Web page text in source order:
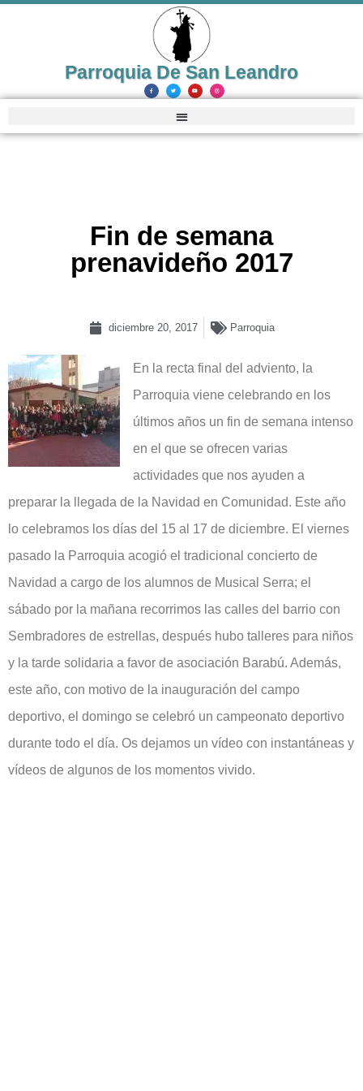
Parroquia De San Leandro
Fin de semana
prenavideño 2017
diciembre 20, 2017 Parroquia
En la recta final del adviento, la
Parroquia viene celebrando en los
últimos años un fin de semana intenso
en el que se ofrecen varias
actividades que nos ayuden a
preparar la llegada de la Navidad en Comunidad. Este año
lo celebramos los días del 15 al 17 de diciembre. El viernes
pasado la Parroquia acogió el tradicional concierto de
Navidad a cargo de los alumnos de Musical Serra; el
sábado por la mañana recorrimos las calles del barrio con
Sembradores de estrellas, después hubo talleres para niños
y la tarde solidaria a favor de asociación Barabú. Además,
este año, con motivo de la inauguración del campo
deportivo, el domingo se celebró un campeonato deportivo
durante todo el día. Os dejamos un vídeo con instantáneas y
vídeos de algunos de los momentos vivido.